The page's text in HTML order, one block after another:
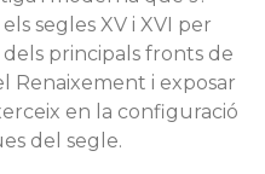
segles XV i XVI per
principals fronts de
Renaixement i exposar
en la configuració
del segle.